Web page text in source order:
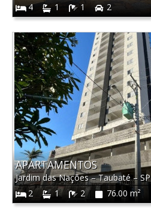
4
1 1 2
APARTAMENTOS
Jardim das Nações–Taubaté– SP
2
1 2 76.00 m²